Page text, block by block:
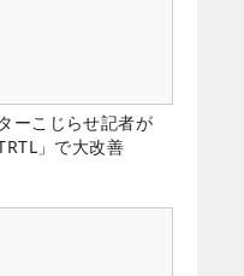
ーこじらせ記者が
TRTL」で大改善